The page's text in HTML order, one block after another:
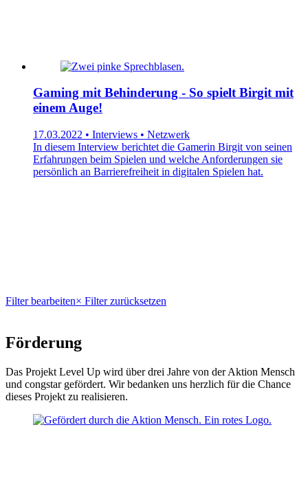
Gaming mit Behinderung - So spielt Birgit mit
einem Auge!
17.03.2022 • Interviews • Netzwerk
In diesem Interview berichtet die Gamerin Birgit von seinen
Erfahrungen beim Spielen und welche Anforderungen sie
persönlich an Barrierefreiheit in digitalen Spielen hat.
Filter bearbeiten× Filter zurücksetzen
Förderung
Das Projekt Level Up wird über drei Jahre von der Aktion Mensch
und congstar gefördert. Wir bedanken uns herzlich für die Chance
dieses Projekt zu realisieren.